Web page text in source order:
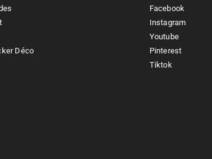
Déco
Facebook
Instagram
Youtube
Pinterest
Tiktok